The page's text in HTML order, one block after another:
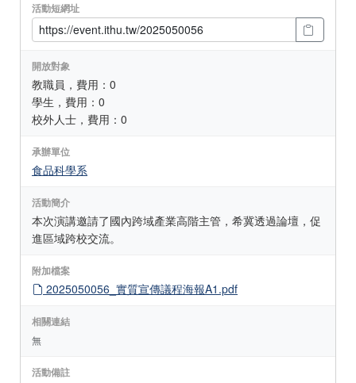
活動短網址
開放對象
教職員，費用：0
學生，費用：0
校外人士，費用：0
承辦單位
食品科學系
活動簡介
本次演講邀請了國內跨域產業高階主管，希冀透過論壇，促
進區域跨校交流。
附加檔案
2025050056_實質宣傳議程海報A1.pdf
相關連結
無
活動備註